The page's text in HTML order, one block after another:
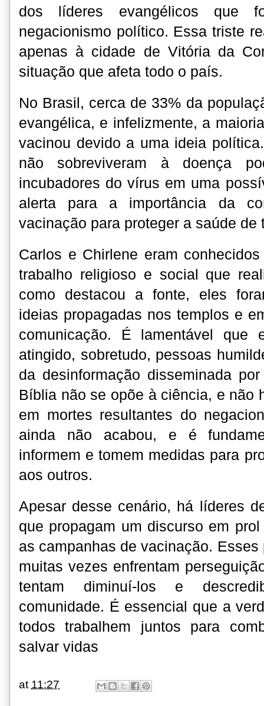
dos líderes evangélicos que
negacionismo político. Essa triste
apenas à cidade de Vitória da
situação que afeta todo o país.
No Brasil, cerca de 33% da
evangélica, e infelizmente, a
vacinou devido a uma ideia
não sobreviveram à doença
incubadores do vírus em uma
alerta para a importância da
vacinação para proteger a saúde de
Carlos e Chirlene eram
trabalho religioso e social que
como destacou a fonte, eles
ideias propagadas nos templos e
comunicação. É lamentável que
atingido, sobretudo, pessoas
da desinformação disseminada
Bíblia não se opõe à ciência, e não
em mortes resultantes do
ainda não acabou, e é
informem e tomem medidas para
aos outros.
Apesar desse cenário, há líderes
que propagam um discurso em
as campanhas de vacinação.
muitas vezes enfrentam
tentam diminuí-los e
comunidade. É essencial que a
todos trabalhem juntos para
salvar vidas
at 11:27